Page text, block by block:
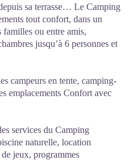
sa terrasse… Le Camping
tout confort, dans un
ou entre amis,
jusqu’à 6 personnes et
campeurs en tente, camping-
emplacements Confort avec
services du Camping
naturelle, location
jeux, programmes